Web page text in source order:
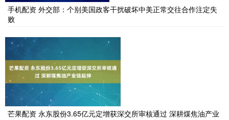
手机配资 外交部：个别美国政客干扰破坏中美正常交往合作注定失
败
芒果配资 永东股份3.65亿元定增获深交所审核通过 深耕煤焦油产业